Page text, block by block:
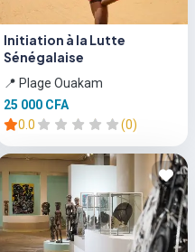
Initiation à la Lutte
Sénégalaise
📍 Plage Ouakam
25 000 CFA
0.0
(0)